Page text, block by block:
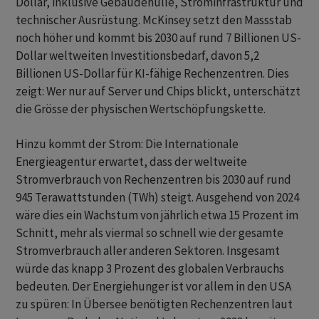
technischer Ausrüstung. McKinsey setzt den Massstab
noch höher und kommt bis 2030 auf rund 7 Billionen US-
Dollar weltweiten Investitionsbedarf, davon 5,2
Billionen US-Dollar für KI-fähige Rechenzentren. Dies
zeigt: Wer nur auf Server und Chips blickt, unterschätzt
die Grösse der physischen Wertschöpfungskette.
Hinzu kommt der Strom: Die Internationale
Energieagentur erwartet, dass der weltweite
Stromverbrauch von Rechenzentren bis 2030 auf rund
945 Terawattstunden (TWh) steigt. Ausgehend von 2024
wäre dies ein Wachstum von jährlich etwa 15 Prozent im
Schnitt, mehr als viermal so schnell wie der gesamte
Stromverbrauch aller anderen Sektoren. Insgesamt
würde das knapp 3 Prozent des globalen Verbrauchs
bedeuten. Der Energiehunger ist vor allem in den USA
zu spüren: In Übersee benötigten Rechenzentren laut